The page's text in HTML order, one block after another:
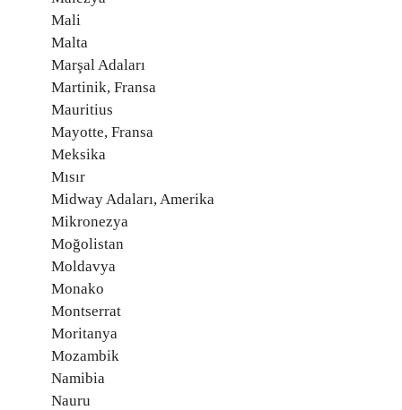
Mali
Malta
Marşal Adaları
Martinik, Fransa
Mauritius
Mayotte, Fransa
Meksika
Mısır
Midway Adaları, Amerika
Mikronezya
Moğolistan
Moldavya
Monako
Montserrat
Moritanya
Mozambik
Namibia
Nauru